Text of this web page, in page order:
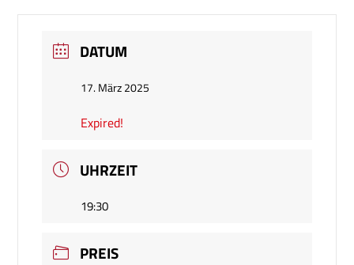
DATUM
17. März 2025
Expired!
UHRZEIT
19:30
PREIS